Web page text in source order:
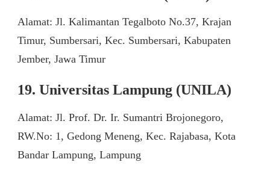
Alamat: Jl. Kalimantan Tegalboto No.37, Krajan
Timur, Sumbersari, Kec. Sumbersari, Kabupaten
Jember, Jawa Timur
19. Universitas Lampung (UNILA)
Alamat: Jl. Prof. Dr. Ir. Sumantri Brojonegoro,
RW.No: 1, Gedong Meneng, Kec. Rajabasa, Kota
Bandar Lampung, Lampung